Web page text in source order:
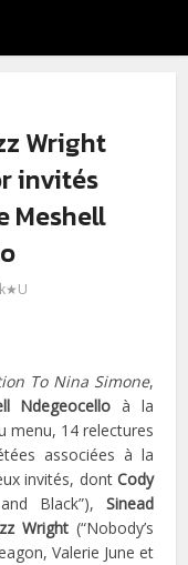
Wright
invités
Meshell
To Nina Simone,
Ndegeocello à la
menu, 14 relectures
associées à la
invités, dont Cody
Black”), Sinead
Wright (“Nobody’s
Valerie June et